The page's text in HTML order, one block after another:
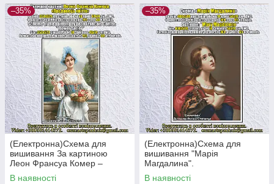
–35%
(Електронна)Схема для
вишивання За картиною
Леон Франсуа Комер –
Продавець квітів.
В наявності
–35%
(Електронна)Схема для
вишивання "Марія
Магдалина".
В наявності